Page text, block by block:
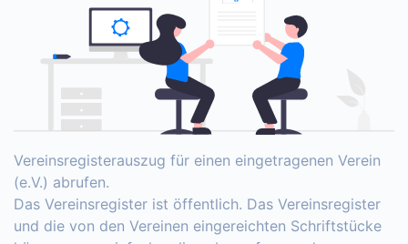
Vereinsregisterauszug für einen eingetragenen Verein
(e.V.) abrufen.
Das Vereinsregister ist öffentlich. Das Vereinsregister
und die von den Vereinen eingereichten Schriftstücke